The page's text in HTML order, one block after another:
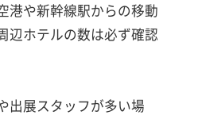
港や新幹線駅からの移動
辺ホテルの数は必ず確認
出展スタッフが多い場